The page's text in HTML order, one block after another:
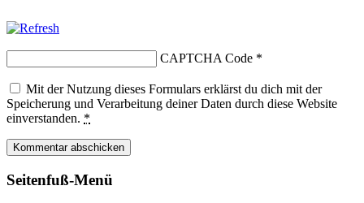
CAPTCHA Code *
Mit der Nutzung dieses Formulars erklärst du dich mit der
Speicherung und Verarbeitung deiner Daten durch diese Website
einverstanden. *
Seitenfuß-Menü